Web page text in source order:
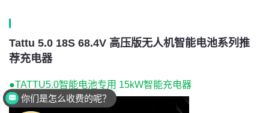
Tattu 5.0 18S 68.4V 高压版无人机智能电池系列推
荐充电器
●TATTU5.0智能电池专用 15kW智能充电器
你们是怎么收费的呢？